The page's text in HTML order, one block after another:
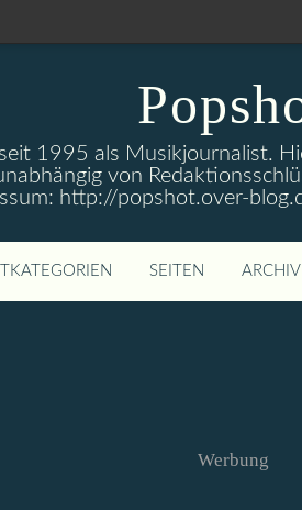
1995 als Musikjournalist.
von
http://popshot.over-
SEITEN
Werbung